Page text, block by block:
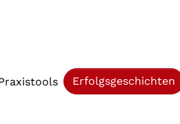
Erfolgsgeschichten